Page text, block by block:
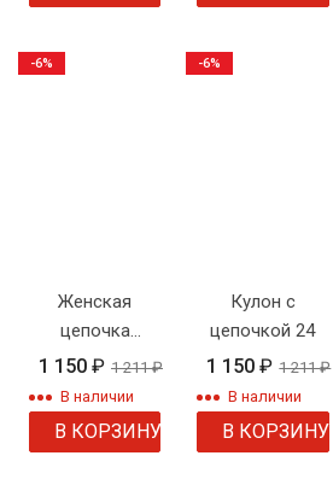
Женская
цепочка
плетения
"Панцирное"
1 150 ₽ 1 211₽
В наличии
В КОРЗИНУ
-6%
Кулон с
цепочкой 24
1 150₽ 1 211₽
В наличии
В КОРЗИНУ
-6%